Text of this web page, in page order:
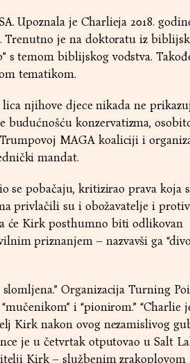
Upoznala je Charlieja 2018.
Trenutno je na doktoratu iz
s temom biblijskog vodstva.
tematikom.
njihove djece nikada ne
konzervatizma,
MAGA koaliciji i
mandat.
se pobačaju, kritizirao prava koja
privlačili su i obožavatelje i
će Kirk posthumno biti odlikovan
priznanjem – nazvavši ga
Organizacija Turning
i “pionirom.” “Charlie
Kirk nakon ovog nezamislivog
je u četvrtak otputovao u Salt
Kirk – službenim zrakoplovom